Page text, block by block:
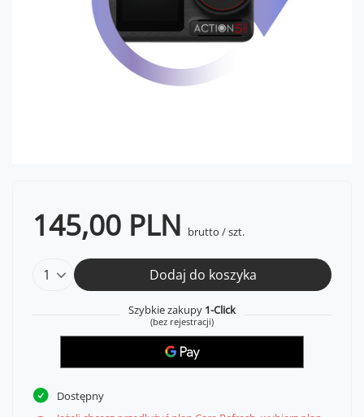
145,00 PLN brutto /szt.
Dodaj do koszyka
Szybkie zakupy 1-Click
(bez rejestracji)
Dostępny